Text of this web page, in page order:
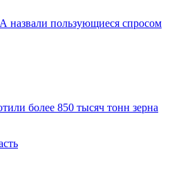
пользующиеся спросом
более 850 тысяч тонн зерна